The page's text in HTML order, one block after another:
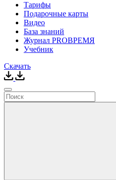
Тарифы
Подарочные карты
Видео
База знаний
Журнал PROВРЕМЯ
Учебник
Скачать